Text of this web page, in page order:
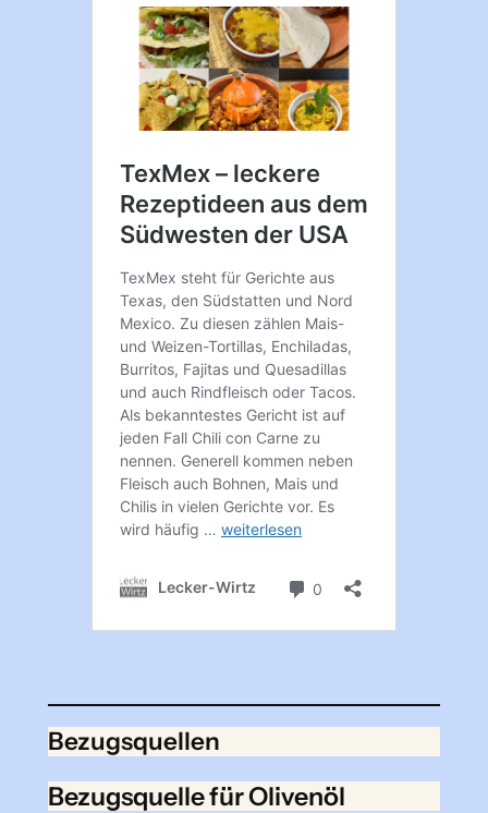
Bezugsquellen
Bezugsquelle für Olivenöl